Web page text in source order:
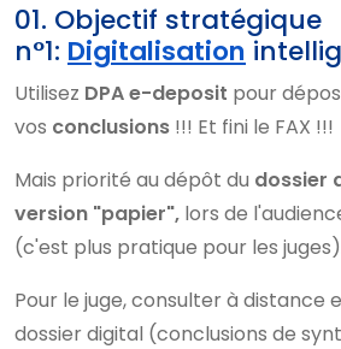
01. Objectif stratégique
n°1: Digitalisation
Utilisez DPA e-deposit pour
vos conclusions !!! Et fini le FAX !!!
Mais priorité au dépôt du dossier
version "papier", lors de
(c'est plus pratique pour les
Pour le juge, consulter à distance
dossier digital (conclusions de